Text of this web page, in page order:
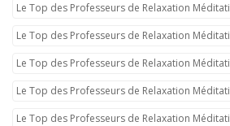
Le Top des Professeurs de Relaxation
Le Top des Professeurs de Relaxation
Le Top des Professeurs de Relaxation
Le Top des Professeurs de Relaxation
Le Top des Professeurs de Relaxation